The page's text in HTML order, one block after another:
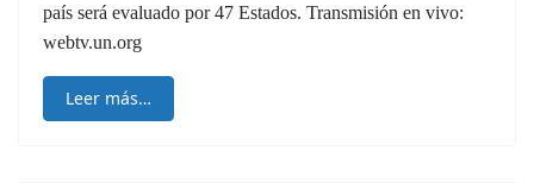
país será evaluado por 47 Estados. Transmisión en vivo:
webtv.un.org
Leer más…